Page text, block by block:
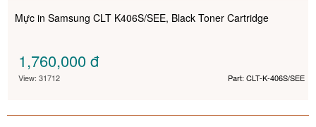
Mực in Samsung CLT K406S/SEE, Black Toner Cartridge
1,760,000đ
View: 31712 Part: CLT-K-406S/SEE